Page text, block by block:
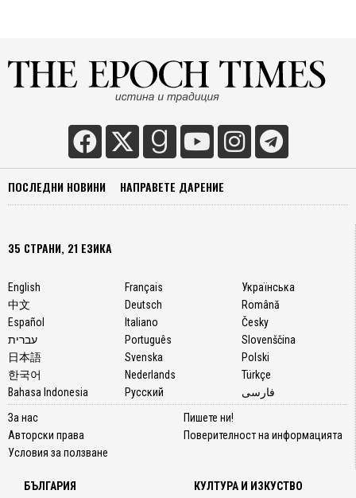
година
ПОСЛЕДНИ НОВИНИ НАПРАВЕТЕ ДАРЕНИЕ
35 СТРАНИ, 21 ЕЗИКА
English
中文
Español
עברית
日本語
한국어
Bahasa Indonesia
Français
Deutsch
Italiano
Português
Svenska
Nederlands
Русский
Українська
Română
Česky
Slovenščina
Polski
Türkçe
فارسی
За нас
Авторски права
Условия за ползване
Пишете ни!
Поверителност на информацията
БЪЛГАРИЯ
КУЛТУРА И ИЗКУСТВО